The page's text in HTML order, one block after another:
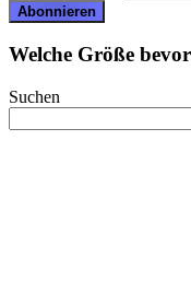
Welche Größe
Suchen